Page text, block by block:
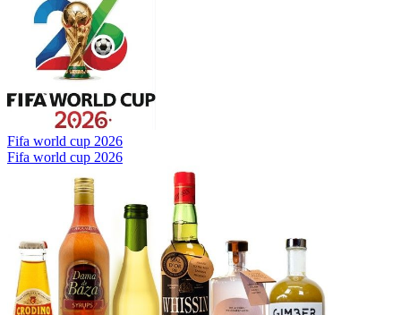
Fifa world cup 2026
Fifa world cup 2026